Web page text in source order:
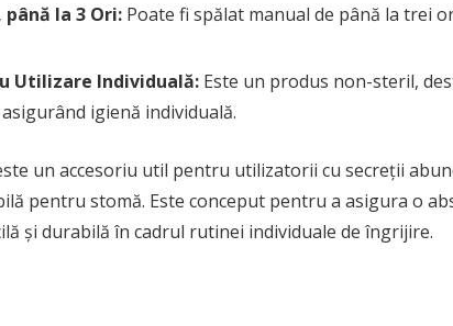
la 3 Ori: Poate fi spălat manual de până la trei
Utilizare Individuală: Este un produs non-steril,
igienă individuală.
un accesoriu util pentru utilizatorii cu secreții
pentru stomă. Este conceput pentru a asigura o
și durabilă în cadrul rutinei individuale de îngrijire.